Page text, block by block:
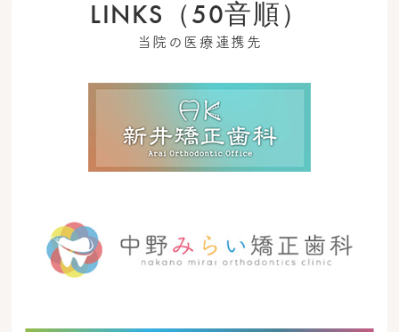
LINKS（50音順）
当院の医療連携先